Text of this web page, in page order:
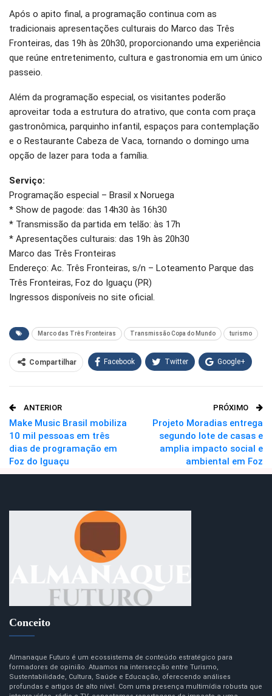
Após o apito final, a programação continua com as
tradicionais apresentações culturais do Marco das Três
Fronteiras, das 19h às 20h30, proporcionando uma experiência
que reúne entretenimento, cultura e gastronomia em um único
passeio.
Além da programação especial, os visitantes poderão
aproveitar toda a estrutura do atrativo, que conta com praça
gastronômica, parquinho infantil, espaços para contemplação
e o Restaurante Cabeza de Vaca, tornando o domingo uma
opção de lazer para toda a família.
Serviço:
Programação especial – Brasil x Noruega
* Show de pagode: das 14h30 às 16h30
* Transmissão da partida em telão: às 17h
* Apresentações culturais: das 19h às 20h30
Marco das Três Fronteiras
Endereço: Ac. Três Fronteiras, s/n – Loteamento Parque das
Três Fronteiras, Foz do Iguaçu (PR)
Ingressos disponíveis no site oficial.
Marco das Três Fronteiras Transmissão Copa do Mundo turismo
Compartilhar Facebook Twitter Google+
O email
ANTERIOR
Make Music Brasil mobiliza
10 mil pessoas em três
dias de programação em
Foz do Iguaçu
PRÓXIMO
Projeto Moradias entrega
segundo lote de casas e
amplia impacto social e
ambiental em Foz
Conceito
Almanaque Futuro é um ecossistema de conteúdo estratégico para
formadores de opinião. Atuamos na intersecção entre Turismo,
Sustentabilidade, Cultura, Saúde e Educação, oferecendo análises
profundas e artigos de alto nível. Com uma presença multimídia robusta que